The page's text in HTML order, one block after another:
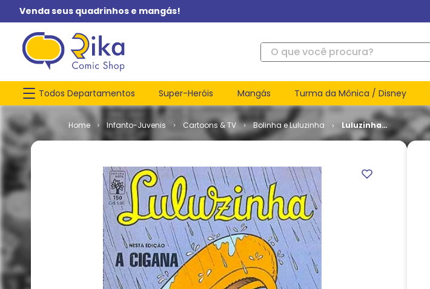
Venda seus quadrinhos e mangás!
O que você procura?
Todos Departamentos Super-Heróis Mangás Turma da Mônica / Disney
Infanto-Juvenis Cartoons & TV Bolinha e Luluzinha
Luluzinha
# 150